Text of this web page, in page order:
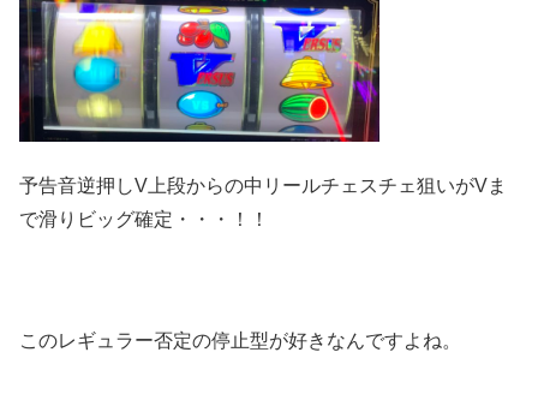
予告音逆押しV上段からの中リールチェスチェ狙いがVま
で滑りビッグ確定・・・！！
このレギュラー否定の停止型が好きなんですよね。